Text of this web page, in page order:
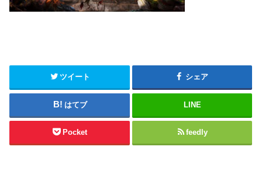
ツイート シェア
はてブ LINE
Pocket feedly